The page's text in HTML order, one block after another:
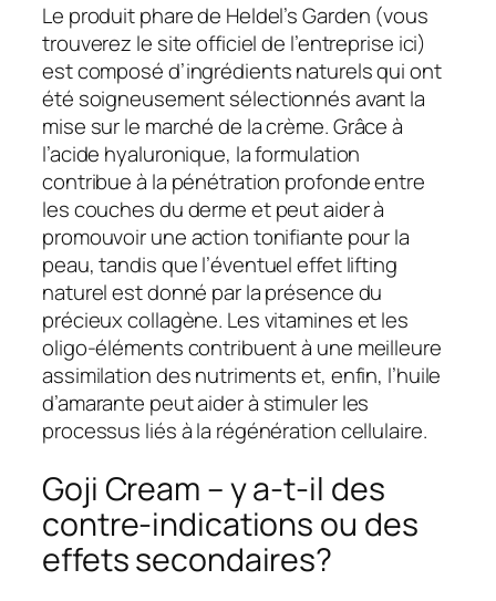
Le produit phare de Heldel’s Garden (vous
trouverez le site officiel de l’entreprise ici)
est composé d’ingrédients naturels qui ont
été soigneusement sélectionnés avant la
mise sur le marché de la crème. Grâce à
l’acide hyaluronique, la formulation
contribue à la pénétration profonde entre
les couches du derme et peut aider à
promouvoir une action tonifiante pour la
peau, tandis que l’éventuel effet lifting
naturel est donné par la présence du
précieux collagène. Les vitamines et les
oligo-éléments contribuent à une meilleure
assimilation des nutriments et, enfin, l’huile
d’amarante peut aider à stimuler les
processus liés à la régénération cellulaire.
Goji Cream – y a-t-il des
contre-indications ou des
effets secondaires?